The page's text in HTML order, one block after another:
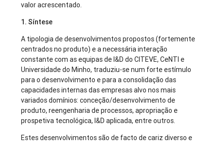
valor acrescentado.
1. Síntese
A tipologia de desenvolvimentos propostos (fortemente
centrados no produto) e a necessária interação
constante com as equipas de I&D do CITEVE, CeNTI e
Universidade do Minho, traduziu-se num forte estímulo
para o desenvolvimento e para a consolidação das
capacidades internas das empresas alvo nos mais
variados domínios: conceção/desenvolvimento de
produto, reengenharia de processos, apropriação e
prospetiva tecnológica, I&D aplicada, entre outros.
Estes desenvolvimentos são de facto de cariz diverso e